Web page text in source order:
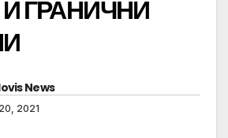
ГРАНИЧНИ
News
2021